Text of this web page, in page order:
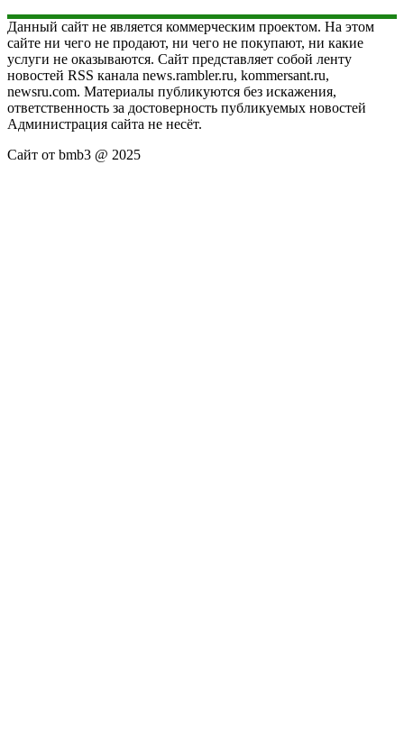
Данный сайт не является коммерческим проектом. На этом
сайте ни чего не продают, ни чего не покупают, ни какие
услуги не оказываются. Сайт представляет собой ленту
новостей RSS канала news.rambler.ru, kommersant.ru,
newsru.com. Материалы публикуются без искажения,
ответственность за достоверность публикуемых новостей
Администрация сайта не несёт.
Сайт от bmb3 @ 2025